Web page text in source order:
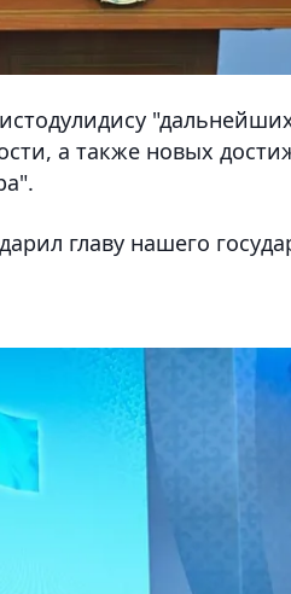
а также новых
главу нашего